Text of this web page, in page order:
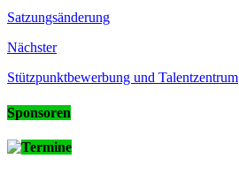
Satzungsänderung
Nächster
Stützpunktbewerbung und Talentzentrum
Sponsoren
Termine